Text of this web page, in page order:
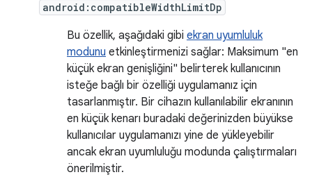
android:compatibleWidthLimitDp
Bu özellik, aşağıdaki gibi ekran uyumluluk
modunu etkinleştirmenizi sağlar: Maksimum "en
küçük ekran genişliğini" belirterek kullanıcının
isteğe bağlı bir özelliği uygulamanız için
tasarlanmıştır. Bir cihazın kullanılabilir ekranının
en küçük kenarı buradaki değerinizden büyükse
kullanıcılar uygulamanızı yine de yükleyebilir
ancak ekran uyumluluğu modunda çalıştırmaları
önerilmiştir.